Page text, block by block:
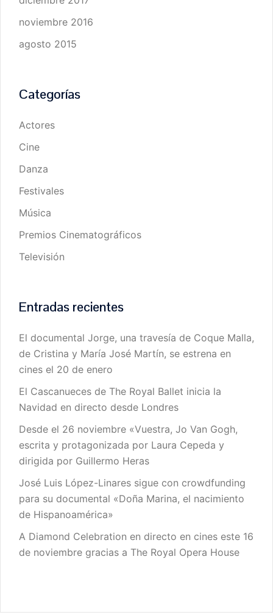
noviembre 2016
agosto 2015
Categorías
Actores
Cine
Danza
Festivales
Música
Premios Cinematográficos
Televisión
Entradas recientes
El documental Jorge, una travesía de Coque Malla,
de Cristina y María José Martín, se estrena en
cines el 20 de enero
El Cascanueces de The Royal Ballet inicia la
Navidad en directo desde Londres
Desde el 26 noviembre «Vuestra, Jo Van Gogh,
escrita y protagonizada por Laura Cepeda y
dirigida por Guillermo Heras
José Luis López-Linares sigue con crowdfunding
para su documental «Doña Marina, el nacimiento
de Hispanoamérica»
A Diamond Celebration en directo en cines este 16
de noviembre gracias a The Royal Opera House